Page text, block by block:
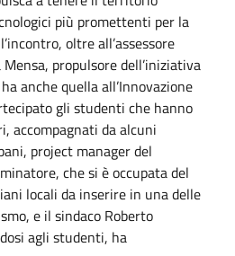
più promettenti per la
oltre all’assessore
propulsore dell’iniziativa
anche quella all’Innovazione
gli studenti che hanno
accompagnati da alcuni
project manager del
che si è occupata del
locali da inserire in una delle
e il sindaco Roberto
agli studenti, ha